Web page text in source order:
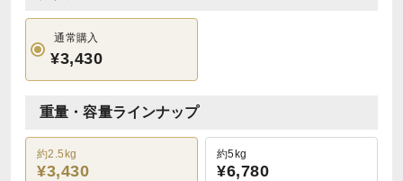
通常購入
¥3,430
重量・容量ラインナップ
約2.5kg
¥3,430
約5kg
¥6,780